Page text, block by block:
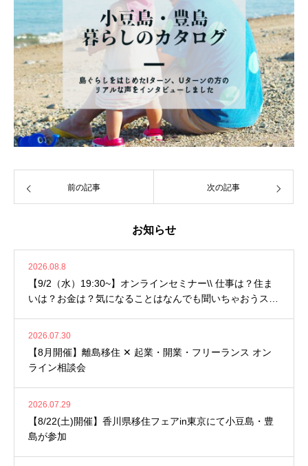
前の記事 次の記事
お知らせ
2026.08.8
【9/2（水）19:30~】オンラインセミナー\\ 仕事は？住ま
いは？お金は？気になることはなんでも聞いちゃおうスペ
2026.07.30
【8月開催】離島移住 ✕ 起業・開業・フリーランス オン
ライン相談会
2026.07.29
【8/22(土)開催】香川県移住フェアin東京にて小豆島・豊
島が参加